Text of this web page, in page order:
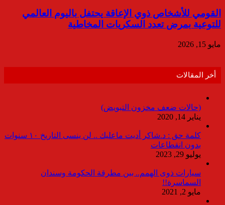
القومي للأشخاص ذوي الإعاقة يحتفل باليوم العالمي
للتوعية بمرض تعدد السكريات المخاطية
مايو 15, 2026
أخر المقالات
(حالات ضعف مخزون التبويض)
يناير 14, 2020
كلمة حق : د.شاكر أديت ماعليك .. لن ينسى التاريخ ١٠ سنوات
بدون انقطاعات
يوليو 29, 2023
سيارات ذوى الهمم.. بين مطرقة الحكومة وسندان
السماسرة!!
مايو 2, 2021